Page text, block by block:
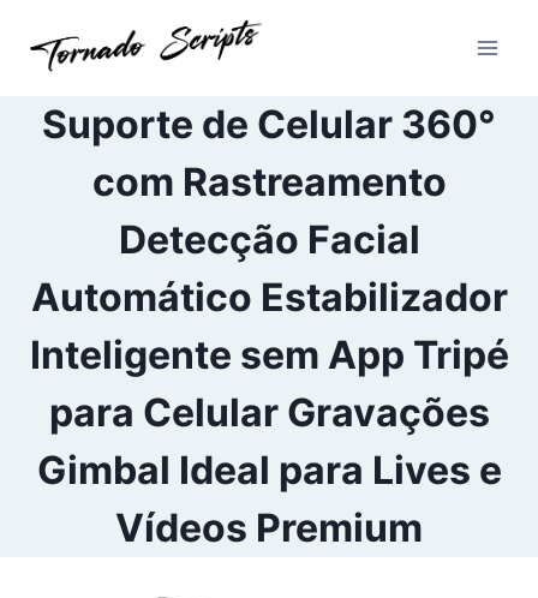
para
ConteúdoSuporte de Celular 360°
com Rastreamento
Detecção Facial
Automático Estabilizador
Inteligente sem App Tripé
para Celular Gravações
Gimbal Ideal para Lives e
Vídeos Premium